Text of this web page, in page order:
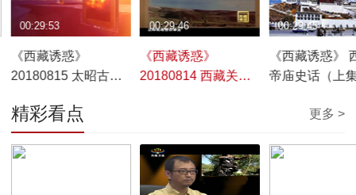
《西藏诱惑》
20180815 太昭古城
00:29:53
《西藏诱惑》
20180814 西藏关帝
00:29:46
《西藏诱惑》
帝庙史话（上
00:29:45
精彩看点 更多 >